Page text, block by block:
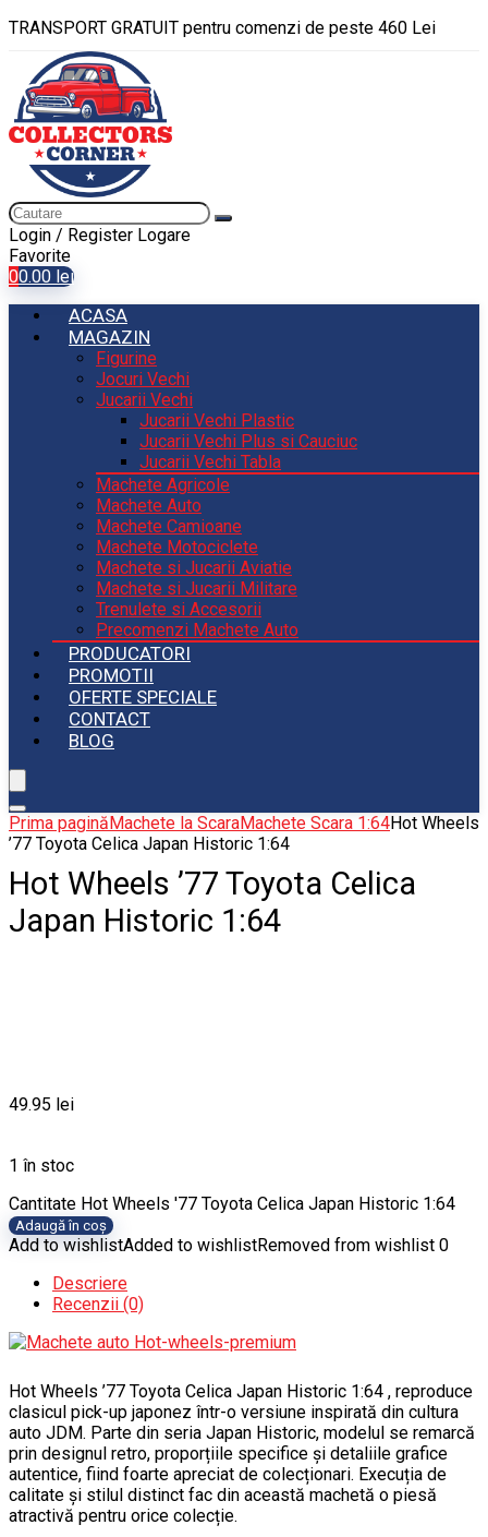
TRANSPORT GRATUIT pentru comenzi de peste 460 Lei
Login / Register Logare
Favorite
00.00 lei
ACASA
MAGAZIN
Figurine
Jocuri Vechi
Jucarii Vechi
Jucarii Vechi Plastic
Jucarii Vechi Plus si Cauciuc
Jucarii Vechi Tabla
Machete Agricole
Machete Auto
Machete Camioane
Machete Motociclete
Machete si Jucarii Aviatie
Machete si Jucarii Militare
Trenulete si Accesorii
Precomenzi Machete Auto
PRODUCATORI
PROMOTII
OFERTE SPECIALE
CONTACT
BLOG
Prima paginăMachete la ScaraMachete Scara 1:64Hot Wheels
’77 Toyota Celica Japan Historic 1:64
Hot Wheels ’77 Toyota Celica
Japan Historic 1:64
49.95 lei
1 în stoc
Cantitate Hot Wheels '77 Toyota Celica Japan Historic 1:64
Adaugă în coș
Add to wishlistAdded to wishlistRemoved from wishlist 0
Descriere
Recenzii (0)
Hot Wheels ’77 Toyota Celica Japan Historic 1:64 , reproduce
clasicul pick-up japonez într-o versiune inspirată din cultura
auto JDM. Parte din seria Japan Historic, modelul se remarcă
prin designul retro, proporțiile specifice și detaliile grafice
autentice, fiind foarte apreciat de colecționari. Execuția de
calitate și stilul distinct fac din această machetă o piesă
atractivă pentru orice colecție.